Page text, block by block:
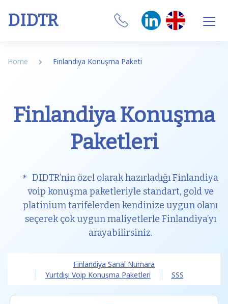
DIDTR
CRM Integrations
Features
Our Softphone
SIM
Internet
Home Finlandiya Konuşma Paketi
Finlandiya Konuşma
Paketleri
DIDTR’nin özel olarak hazırladığı Finlandiya
voip konuşma paketleriyle standart, gold ve
platinium tarifelerden kendinize uygun olanı
seçerek çok uygun maliyetlerle Finlandiya’yı
arayabilirsiniz.
Finlandiya Sanal Numara
Yurtdışı Voip Konuşma Paketleri
SSS